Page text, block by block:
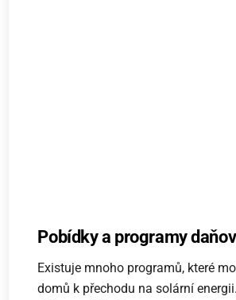
Pobídky a programy
Existuje mnoho programů, které
domů k přechodu na solární